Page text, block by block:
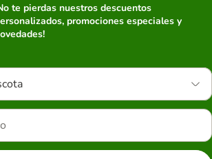
te pierdas nuestros descuentos
promociones especiales y